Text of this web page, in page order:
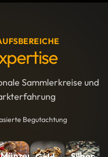
Sammlerkreise und
Begutachtung